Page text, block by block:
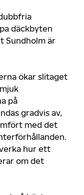
däckbyten
Sundholm är
ökar slitaget
på
gradvis av,
med det
hur ett
om det